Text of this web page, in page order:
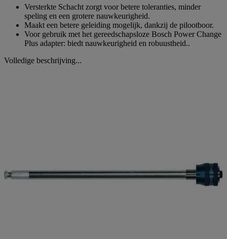
Versterkte Schacht zorgt voor betere toleranties, minder
speling en een grotere nauwkeurigheid.
Maakt een betere geleiding mogelijk, dankzij de pilootboor.
Voor gebruik met het gereedschapsloze Bosch Power Change
Plus adapter: biedt nauwkeurigheid en robuustheid..
Volledige beschrijving...